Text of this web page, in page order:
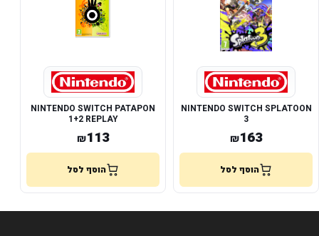
NINTENDO SWITCH SPLATOON
3
₪163
הוסף לסל
NINTENDO SWITCH PATAPON
1+2 REPLAY
₪113
הוסף לסל